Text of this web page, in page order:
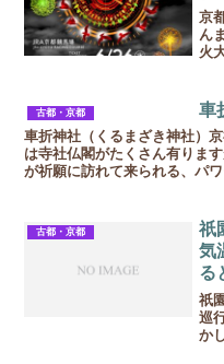
京
ん
火
あ
ペ
古都・京都 車
車折神社（くるまざき神社）
は寺社仏閣がたくさん有りま
が祈願に訪れて来られる、パ
古都・京都
祇
気
る
祇
巡
か